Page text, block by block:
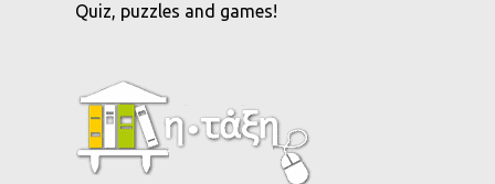
Quiz, puzzles and games!